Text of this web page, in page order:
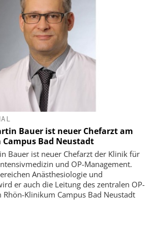
Bauer ist neuer Chefarzt am
Bad Neustadt
Bauer ist neuer Chefarzt der Klinik für
und OP-Management.
Anästhesiologie und
er auch die Leitung des zentralen OP-
Rhön-Klinikum Campus Bad Neustadt